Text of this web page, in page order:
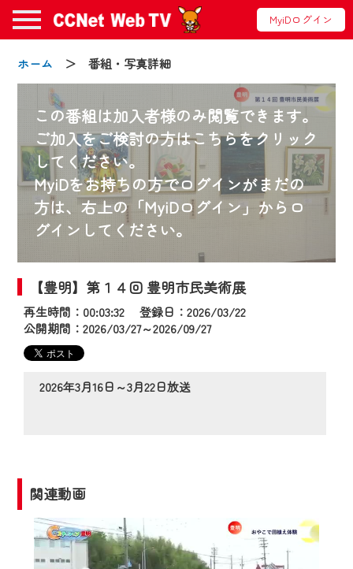
MyiDログイン
ホーム ＞ 番組・写真詳細
この番組は加入者様のみ閲覧できます。
ご加入をご検討の方はこちらをクリック
してください。
MyiDをお持ちの方でログインがまだの
方は、右上の「MyiDログイン」からロ
グインしてください。
【豊明】第１４回 豊明市民美術展
再生時間：00:03:32 登録日：2026/03/22
公開期間：2026/03/27～2026/09/27
2026年3月16日～3月22日放送
関連動画
お知らせ
2024/09/02
動画配信サービス『CCNet Web TV』は2024
年9月24日からリニューアルします！
【変更点】
◆デザイン変更により、お住まいの地域
の動画コンテンツが一目瞭然。
◆当社アプリやＰＣブラウザから、いつ
でも・どこでも・外出先でも！
2024年9月24日からはご加入者様へのサー
ビス向上のため、
『CCNet Web TV』を利用いただくには、
一部コンテンツを除き、